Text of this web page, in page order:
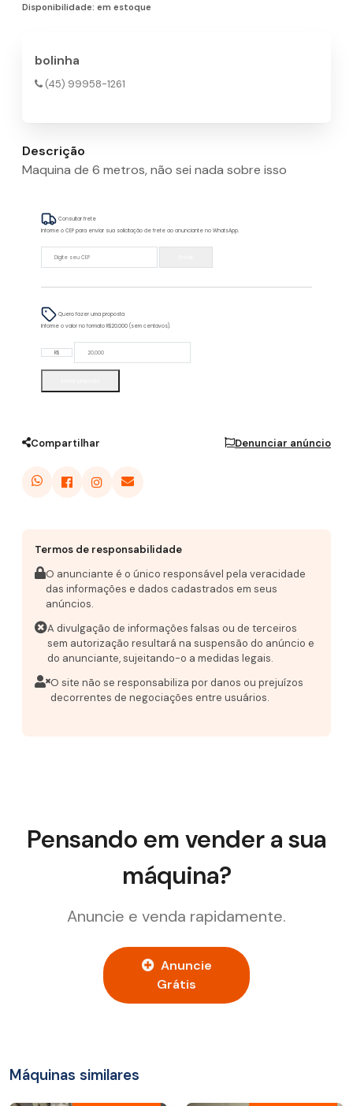
Disponibilidade: em estoque
bolinha
(45) 99958-1261
Descrição
Maquina de 6 metros, não sei nada sobre isso
Consultar frete
Informe o CEP para enviar sua solicitação de frete ao anunciante no WhatsApp.
Quero fazer uma proposta
Informe o valor no formato R$20.000 (sem centavos).
R$
Compartilhar Denunciar anúncio
Termos de responsabilidade
O anunciante é o único responsável pela veracidade
das informações e dados cadastrados em seus
anúncios.
A divulgação de informações falsas ou de terceiros
sem autorização resultará na suspensão do anúncio e
do anunciante, sujeitando-o a medidas legais.
O site não se responsabiliza por danos ou prejuízos
decorrentes de negociações entre usuários.
Pensando em vender a sua
máquina?
Anuncie e venda rapidamente.
Anuncie
Grátis
Máquinas similares